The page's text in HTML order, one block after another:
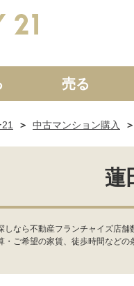
中古一戸建て
売る
中古マンション購入
蓮
なら不動産フランチャイズ店
ご希望の家賃、徒歩時間など